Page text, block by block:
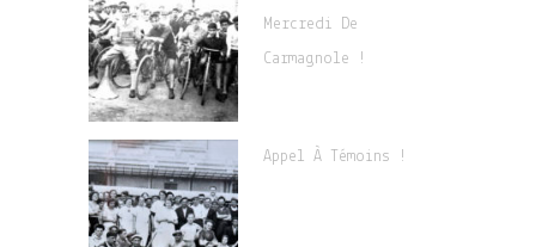
Mercredi De
Carmagnole !
Appel À Témoins !